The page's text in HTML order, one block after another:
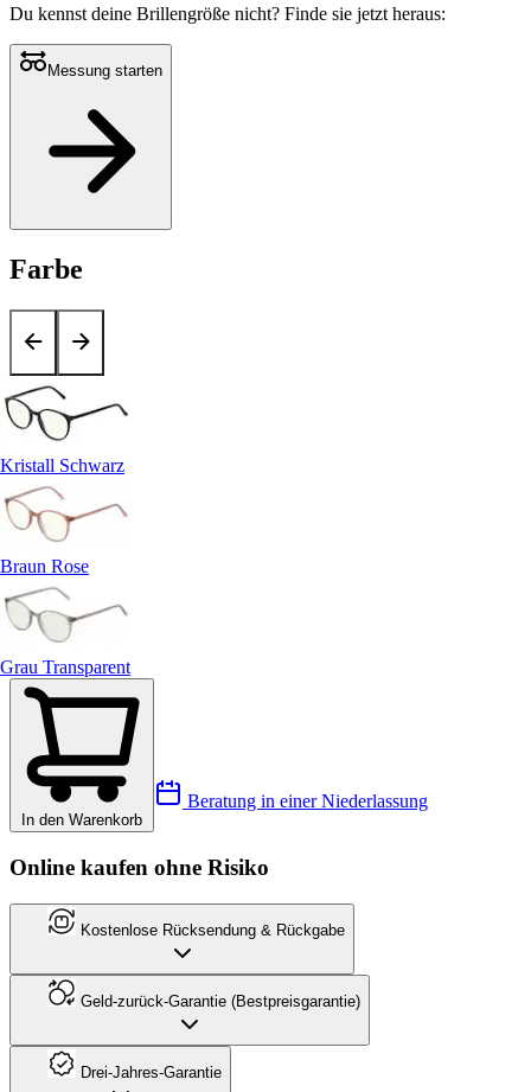
Du kennst deine Brillengröße nicht? Finde sie jetzt heraus:
Messung starten
Farbe
Kristall Schwarz
Braun Rose
Grau Transparent
In den Warenkorb
Beratung in einer Niederlassung
Online kaufen ohne Risiko
Kostenlose Rücksendung & Rückgabe
Geld-zurück-Garantie (Bestpreisgarantie)
Drei-Jahres-Garantie